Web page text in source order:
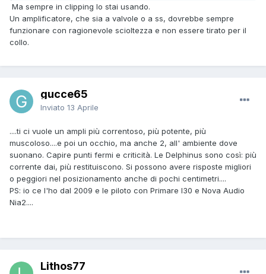
Ma sempre in clipping lo stai usando.
Un amplificatore, che sia a valvole o a ss, dovrebbe sempre
funzionare con ragionevole scioltezza e non essere tirato per il
collo.
gucce65
Inviato 13 Aprile
....ti ci vuole un ampli più correntoso, più potente, più
muscoloso....e poi un occhio, ma anche 2, all' ambiente dove
suonano. Capire punti fermi e criticità. Le Delphinus sono così: più
corrente dai, più restituiscono. Si possono avere risposte migliori
o peggiori nel posizionamento anche di pochi centimetri....
PS: io ce l'ho dal 2009 e le piloto con Primare I30 e Nova Audio
Nia2....
Lithos77